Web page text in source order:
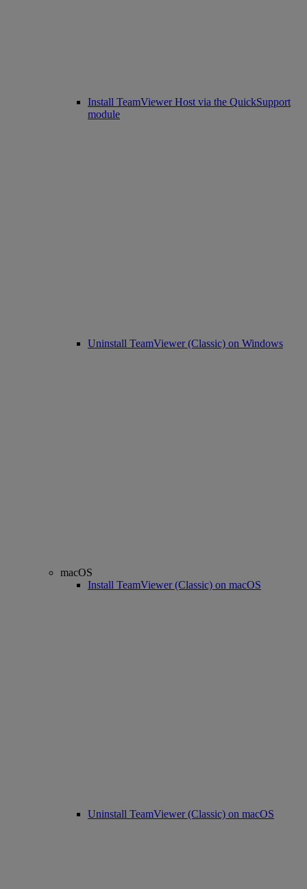
Install TeamViewer Host via the QuickSupport
module
Uninstall TeamViewer (Classic) on Windows
macOS
Install TeamViewer (Classic) on macOS
Uninstall TeamViewer (Classic) on macOS